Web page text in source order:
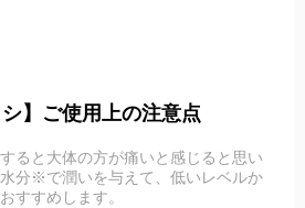
シ】ご使用上の注意点
ると大体の方が痛いと感じると思い
分※で潤いを与えて、低いレベルか
すすめします。